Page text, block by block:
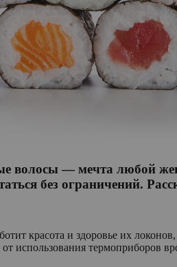
волосы — мечта любой
без ограничений.
красота и здоровье их
от использования